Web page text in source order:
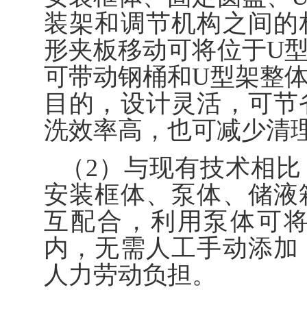
装架和调节机构之间
形夹板移动可将位于U
可带动钢桶和U型架整
目的，设计灵活，可
洗效率高，也可减少清
（2）与现有技术相
安装框体、泵体、储
互配合，利用泵体可
内，无需人工手动添
人力劳动负担。